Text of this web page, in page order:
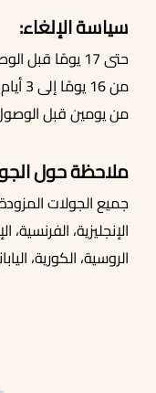
سياسة الإلغاء:
حتى 17 يومًا قبل الوصول: بدون رسوم
من 16 يومًا إلى 3 أيام قبل الوصول: 50٪
من يومين قبل الوصول
ملاحظة حول
جميع الجولات
الإنجليزية، الفرنسية،
الروسية، الكورية،